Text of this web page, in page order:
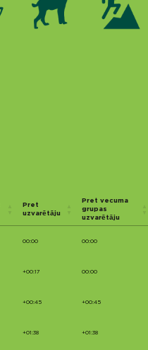
Pret
uzvarētāju
Pret vecuma
grupas
uzvarētāju
00:00 00:00
+00:17 00:00
+00:45 +00:45
+01:38 +01:38